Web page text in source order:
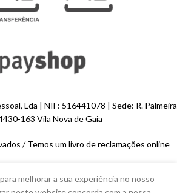
Lda | NIF: 516441078 | Sede: R. Palmeira
163 Vila Nova de Gaia
/Temos um livro de reclamações online
melhorar a sua experiência no nosso